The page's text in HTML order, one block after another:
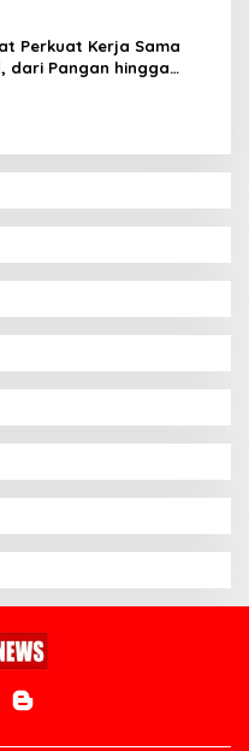
Perkuat Kerja Sama
dari Pangan hingga